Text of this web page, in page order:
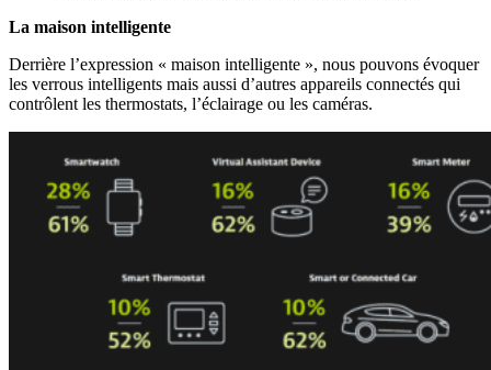
La maison intelligente
Derrière l’expression « maison intelligente », nous pouvons évoquer
les verrous intelligents mais aussi d’autres appareils connectés qui
contrôlent les thermostats, l’éclairage ou les caméras.